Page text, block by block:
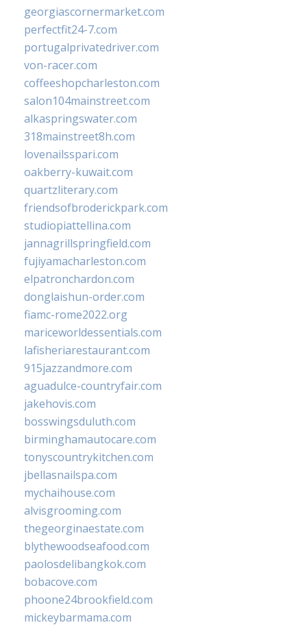
georgiascornermarket.com
perfectfit24-7.com
portugalprivatedriver.com
von-racer.com
coffeeshopcharleston.com
salon104mainstreet.com
alkaspringswater.com
318mainstreet8h.com
lovenailsspari.com
oakberry-kuwait.com
quartzliterary.com
friendsofbroderickpark.com
studiopiattellina.com
jannagrillspringfield.com
fujiyamacharleston.com
elpatronchardon.com
donglaishun-order.com
fiamc-rome2022.org
mariceworldessentials.com
lafisheriarestaurant.com
915jazzandmore.com
aguadulce-countryfair.com
jakehovis.com
bosswingsduluth.com
birminghamautocare.com
tonyscountrykitchen.com
jbellasnailspa.com
mychaihouse.com
alvisgrooming.com
thegeorginaestate.com
blythewoodseafood.com
paolosdelibangkok.com
bobacove.com
phoone24brookfield.com
mickeybarmama.com